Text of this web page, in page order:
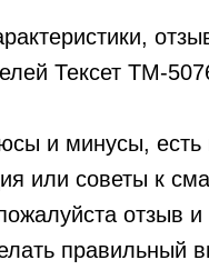
Тексет ТМ-
и минусы, есть
или советы к
отзыв и
правильный